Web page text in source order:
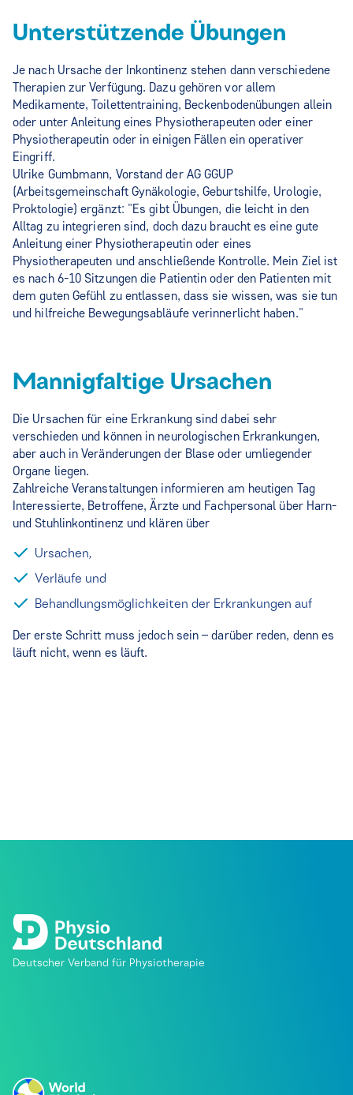
Unterstützende Übungen
Je nach Ursache der Inkontinenz stehen dann verschiedene
Therapien zur Verfügung. Dazu gehören vor allem
Medikamente, Toilettentraining, Beckenbodenübungen allein
oder unter Anleitung eines Physiotherapeuten oder einer
Physiotherapeutin oder in einigen Fällen ein operativer
Eingriff.
Ulrike Gumbmann, Vorstand der AG GGUP
(Arbeitsgemeinschaft Gynäkologie, Geburtshilfe, Urologie,
Proktologie) ergänzt: "Es gibt Übungen, die leicht in den
Alltag zu integrieren sind, doch dazu braucht es eine gute
Anleitung einer Physiotherapeutin oder eines
Physiotherapeuten und anschließende Kontrolle. Mein Ziel ist
es nach 6-10 Sitzungen die Patientin oder den Patienten mit
dem guten Gefühl zu entlassen, dass sie wissen, was sie tun
und hilfreiche Bewegungsabläufe verinnerlicht haben."
Mannigfaltige Ursachen
Die Ursachen für eine Erkrankung sind dabei sehr
verschieden und können in neurologischen Erkrankungen,
aber auch in Veränderungen der Blase oder umliegender
Organe liegen.
Zahlreiche Veranstaltungen informieren am heutigen Tag
Interessierte, Betroffene, Ärzte und Fachpersonal über Harn-
und Stuhlinkontinenz und klären über
Ursachen,
Verläufe und
Behandlungsmöglichkeiten der Erkrankungen auf
Der erste Schritt muss jedoch sein – darüber reden, denn es
läuft nicht, wenn es läuft.
Deutscher Verband für Physiotherapie